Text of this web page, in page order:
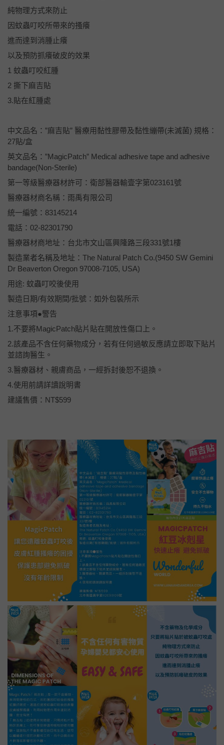
純物理方式來防止
因蚊蟲叮咬所帶來的搔癢
進而達到消腫止癢
以及預防抓癢破皮的效果
1 蚊蟲叮咬紅腫
2 撕下麻吉貼
3.貼在紅腫處
中文品名：”麻吉貼” 醫療用黏性膠帶及黏性繃帶(未滅菌) 規格：
27貼/盒
英文品名：”MagicPatch” Medical adhesive tape and adhesive
bandage(Non-Sterile)
第一等級醫療器材許可：衛部醫器輸壹字第023161號
醫療器材商名稱：雨禹有限公司
統一編號：83145214
電話：02-82301790
醫療器材商地址：台北市文山區興隆路三段331號1樓
製造業者名稱及地址：The Natural Patch Co.(9450 SW Gemini
Dr Beaverton Oregon 97008-7105, USA)
用途: 蚊蟲叮咬後使用
製造日期/有效期間/批號：如外包裝所示
注意事項●警告
1.不要將MagicPatch貼片貼在開放性傷口上。
2.該產品不含任何藥物成分，若有任何過敏反應請立即取下貼片
並諮詢醫生。
3.醫療器材、親膚商品，一經拆封後恕不退換。
4.使用前請詳讀說明書
建議售價：NT$599